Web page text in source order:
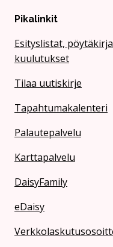
Pikalinkit
Esityslistat,
kuulutukset
Tilaa uutiskirje
Tapahtumakalenteri
Palautepalvelu
Karttapalvelu
DaisyFamily
eDaisy